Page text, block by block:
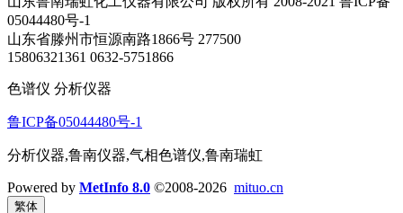
05044480号-1
山东省滕州市恒源南路1866号 277500
15806321361 0632-5751866
色谱仪 分析仪器
鲁ICP备05044480号-1
分析仪器,鲁南仪器,气相色谱仪,鲁南瑞虹
Powered by MetInfo 8.0 ©2008-2026 mituo.cn
繁体